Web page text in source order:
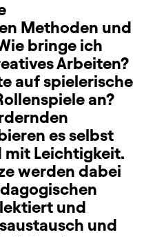
Methoden und
bringe ich
Arbeiten?
auf spielerische
an?
es selbst
mit Leichtigkeit.
werden dabei
und
und